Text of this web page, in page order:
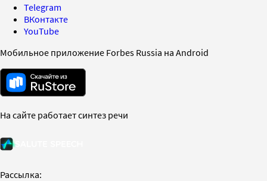
Telegram
ВКонтакте
YouTube
Мобильное приложение Forbes Russia на Android
На сайте работает синтез речи
Рассылка: